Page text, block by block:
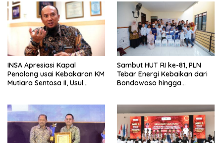
INSA Apresiasi Kapal
Penolong usai Kebakaran KM
Mutiara Sentosa II, Usul
Sambut HUT RI ke-81, PLN
Tebar Energi Kebaikan dari
Bondowoso hingga